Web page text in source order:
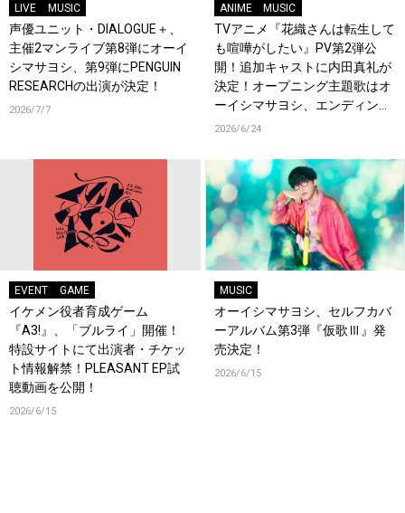
LIVE MUSIC
声優ユニット・DIALOGUE＋、
主催2マンライブ第8弾にオーイ
シマサヨシ、第9弾にPENGUIN
RESEARCHの出演が決定！
2026/7/7
ANIME MUSIC
TVアニメ『花織さんは転生して
も喧嘩がしたい』PV第2弾公
開！追加キャストに内田真礼が
決定！オープニング主題歌はオ
ーイシマサヨシ、エンディング
主題歌は内田真礼が担当！
2026/6/24
EVENT GAME
イケメン役者育成ゲーム
『A3!』、「ブルライ」開催！
特設サイトにて出演者・チケッ
ト情報解禁！PLEASANT EP試
聴動画を公開！
2026/6/15
MUSIC
オーイシマサヨシ、セルフカバ
ーアルバム第3弾『仮歌Ⅲ』発
売決定！
2026/6/15